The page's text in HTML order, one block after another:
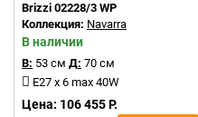
Brizzi 02228/3 WP
Коллекция: Navarra
В наличии
В: 53 см Д: 70 см
E27 x 6 max 40W
Цена: 106 455 Р.